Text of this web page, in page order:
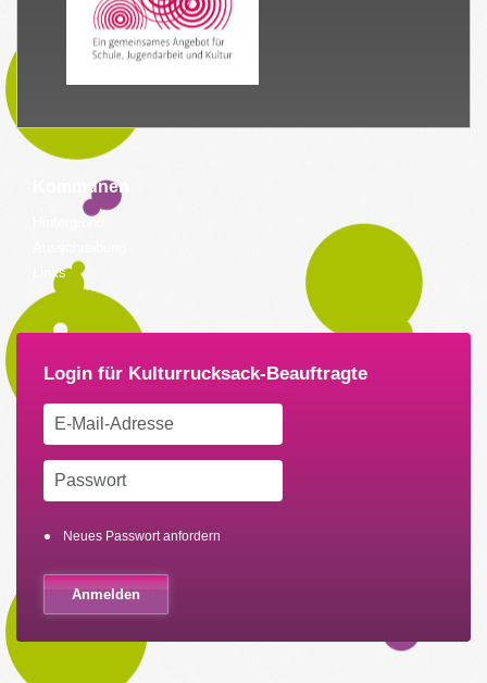
Kommunen
Hintergrund
Links
Neues Passwort anfordern